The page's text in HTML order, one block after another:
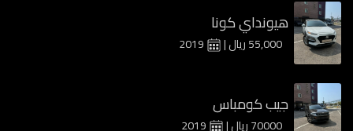
هيونداي كونا
55,000 ريال |
جيب كومباس
70000 ريال |